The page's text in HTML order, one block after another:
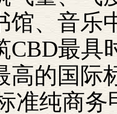
馆、音乐
CBD最具
高的国际
准纯商务